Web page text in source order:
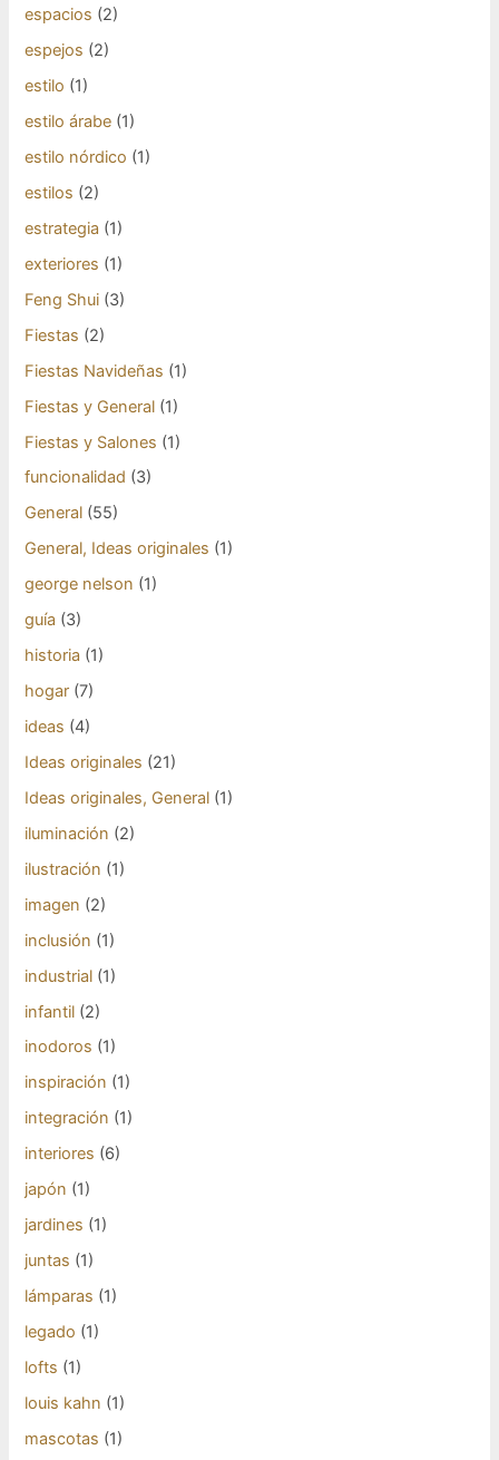
espacios (2)
espejos (2)
estilo (1)
estilo árabe (1)
estilo nórdico (1)
estilos (2)
estrategia (1)
exteriores (1)
Feng Shui (3)
Fiestas (2)
Fiestas Navideñas (1)
Fiestas y General (1)
Fiestas y Salones (1)
funcionalidad (3)
General (55)
General, Ideas originales (1)
george nelson (1)
guía (3)
historia (1)
hogar (7)
ideas (4)
Ideas originales (21)
Ideas originales, General (1)
iluminación (2)
ilustración (1)
imagen (2)
inclusión (1)
industrial (1)
infantil (2)
inodoros (1)
inspiración (1)
integración (1)
interiores (6)
japón (1)
jardines (1)
juntas (1)
lámparas (1)
legado (1)
lofts (1)
louis kahn (1)
mascotas (1)